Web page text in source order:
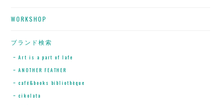
WORKSHOP
ブランド検索
Art is a part of lafe
ANOTHER FEATHER
café&books bibliothèque
cikolata